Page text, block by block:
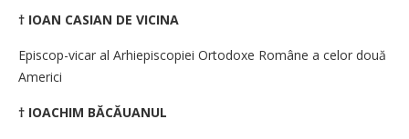
† IOAN CASIAN DE VICINA
Episcop-vicar al Arhiepiscopiei Ortodoxe Române a celor două
Americi
† IOACHIM BĂCĂUANUL